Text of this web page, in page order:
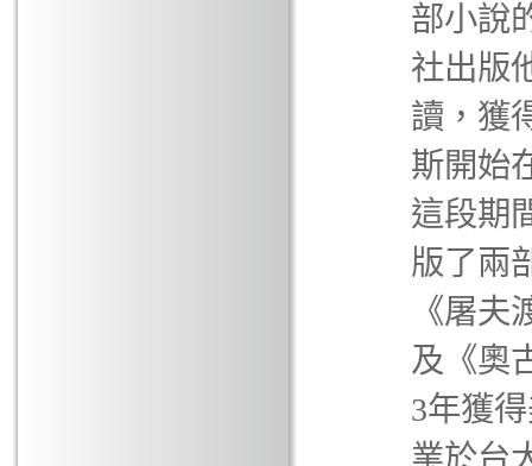
部小說
社出版
讀，獲
斯開始
這段期
版了兩
《屠
及《奧
3年獲
業於台